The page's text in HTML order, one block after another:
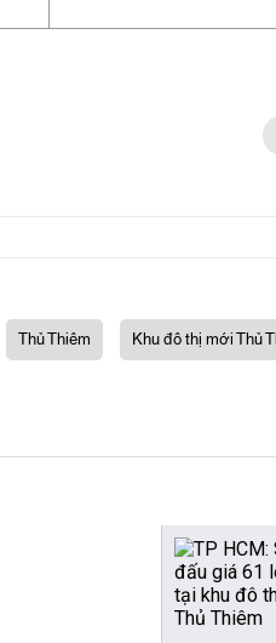
Thủ Thiêm Khu đô thị mới Thủ